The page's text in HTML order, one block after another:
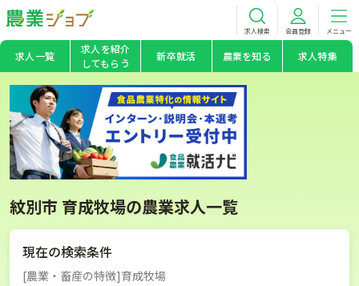
求人検索 会員登録 メニュー
求人一覧
求人を紹介
してもらう
新卒就活 農業を知る 求人特集
紋別市 育成牧場の農業求人一覧
現在の検索条件
[農業・畜産の特徴]育成牧場